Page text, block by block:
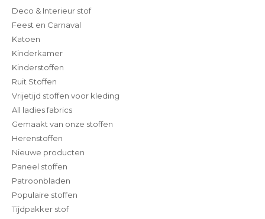
Deco & Interieur stof
Feest en Carnaval
Katoen
Kinderkamer
Kinderstoffen
Ruit Stoffen
Vrijetijd stoffen voor kleding
All ladies fabrics
Gemaakt van onze stoffen
Herenstoffen
Nieuwe producten
Paneel stoffen
Patroonbladen
Populaire stoffen
Tijdpakker stof